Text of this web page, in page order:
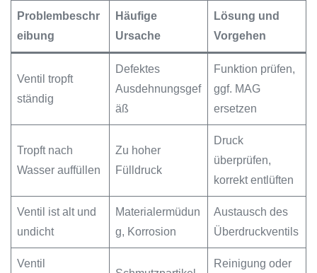
Problembeschr
eibung
Häufige
Ursache
Lösung und
Vorgehen
Ventil tropft
ständig
Defektes
Ausdehnungsgef
äß
Funktion prüfen,
ggf. MAG
ersetzen
Tropft nach
Wasser auffüllen
Zu hoher
Fülldruck
Druck
überprüfen,
korrekt entlüften
Ventil ist alt und
undicht
Materialermüdun
g, Korrosion
Austausch des
Überdruckventils
Ventil
Reinigung oder